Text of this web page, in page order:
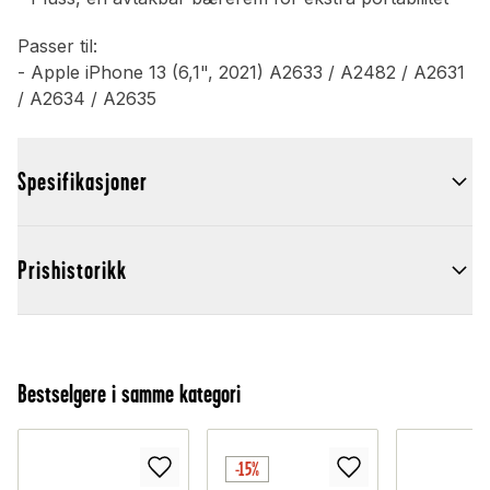
Passer til:
- Apple iPhone 13 (6,1", 2021) A2633 / A2482 / A2631
/ A2634 / A2635
Spesifikasjoner
Prishistorikk
Bestselgere i samme kategori
-15%